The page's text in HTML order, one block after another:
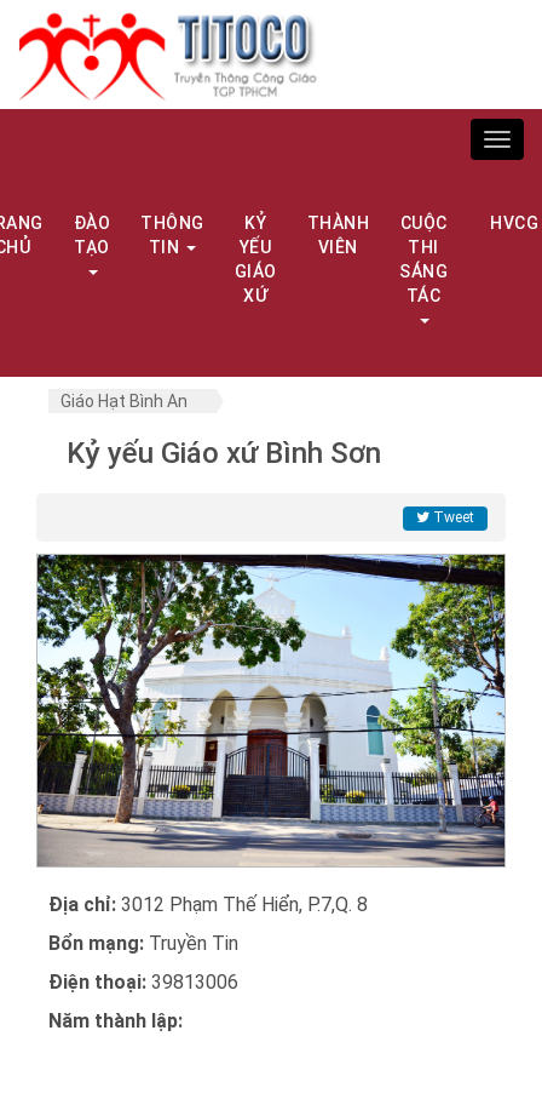
ĐÀO
TẠO
THÔNG
TIN
KỶ
YẾU
GIÁO
XỨ
THÀNH
VIÊN
CUỘC
THI
SÁNG
TÁC
HVCG
Giáo Hạt Bình An
Kỷ yếu Giáo xứ Bình Sơn
Tweet
Địa chỉ: 3012 Phạm Thế Hiển, P.7,Q. 8
Bổn mạng: Truyền Tin
Điện thoại: 39813006
Năm thành lập: